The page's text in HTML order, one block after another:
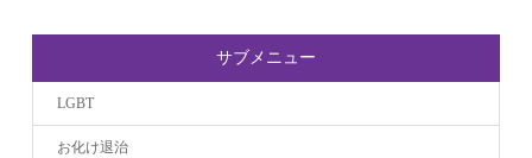
サブメニュー
LGBT
お化け退治